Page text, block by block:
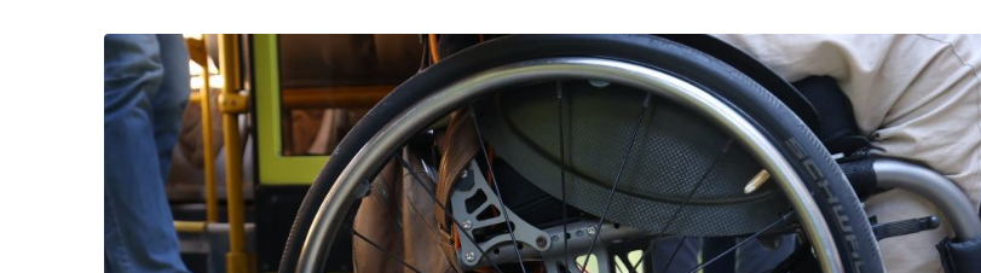
Бізнес
Життя
Культура
Афіша
Ініціативи
Лонгріди